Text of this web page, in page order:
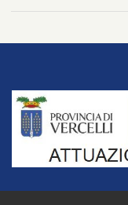
Title